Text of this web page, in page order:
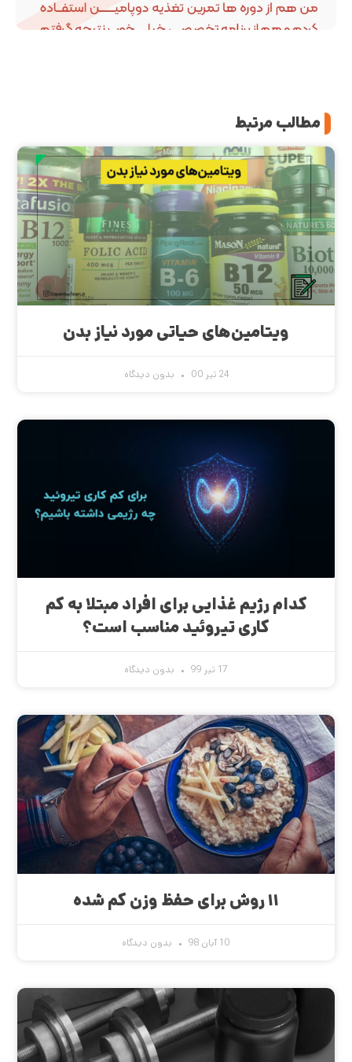
مطالب مرتبط
ویتامین‌های حیاتی مورد نیاز بدن
24 تیر 00 بدون دیدگاه
کدام رژیم غذایی برای افراد مبتلا به کم
کاری تیروئید مناسب است؟
17 تیر 99 بدون دیدگاه
۱۱ روش برای حفظ وزن کم شده
10 آبان 98 بدون دیدگاه